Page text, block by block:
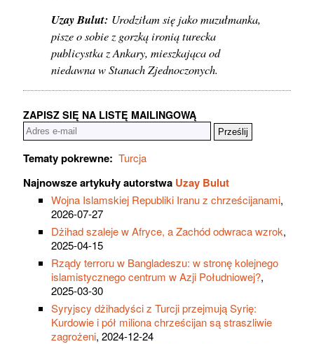
Uzay Bulut: Urodziłam się jako muzułmanka,
pisze o sobie z gorzką ironią turecka
publicystka z Ankary, mieszkająca od
niedawna w Stanach Zjednoczonych.
ZAPISZ SIĘ NA LISTĘ MAILINGOWĄ
Tematy pokrewne: Turcja
Najnowsze artykuły autorstwa Uzay Bulut
Wojna Islamskiej Republiki Iranu z chrześcijanami,
2026-07-27
Dżihad szaleje w Afryce, a Zachód odwraca wzrok,
2025-04-15
Rządy terroru w Bangladeszu: w stronę kolejnego
islamistycznego centrum w Azji Południowej?,
2025-03-30
Syryjscy dżihadyści z Turcji przejmują Syrię:
Kurdowie i pół miliona chrześcijan są straszliwie
zagrożeni, 2024-12-24